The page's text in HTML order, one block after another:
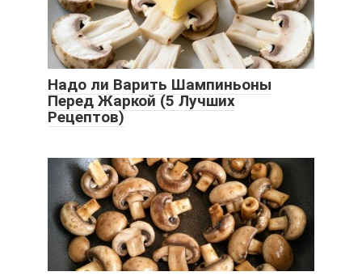
Надо ли Варить Шампиньоны
Перед Жаркой (5 Лучших
Рецептов)